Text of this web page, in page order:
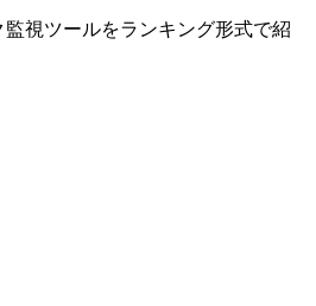
視ツールをランキング形式で紹